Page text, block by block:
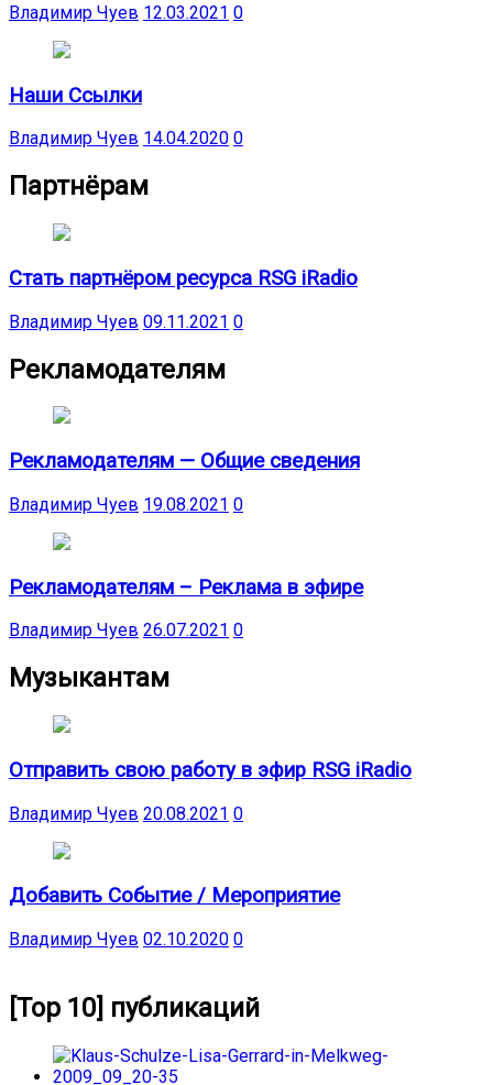
Владимир Чуев 12.03.2021 0
Наши Ссылки
Владимир Чуев 14.04.2020 0
Партнёрам
Стать партнёром ресурса RSG iRadio
Владимир Чуев 09.11.2021 0
Рекламодателям
Рекламодателям — Общие сведения
Владимир Чуев 19.08.2021 0
Рекламодателям – Реклама в эфире
Владимир Чуев 26.07.2021 0
Музыкантам
Отправить свою работу в эфир RSG iRadio
Владимир Чуев 20.08.2021 0
Добавить Событие / Мероприятие
Владимир Чуев 02.10.2020 0
[Top 10] публикаций